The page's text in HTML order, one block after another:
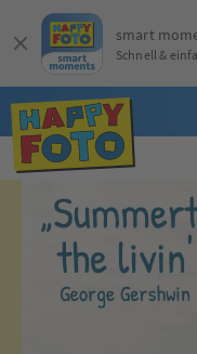
smart
Schnell &